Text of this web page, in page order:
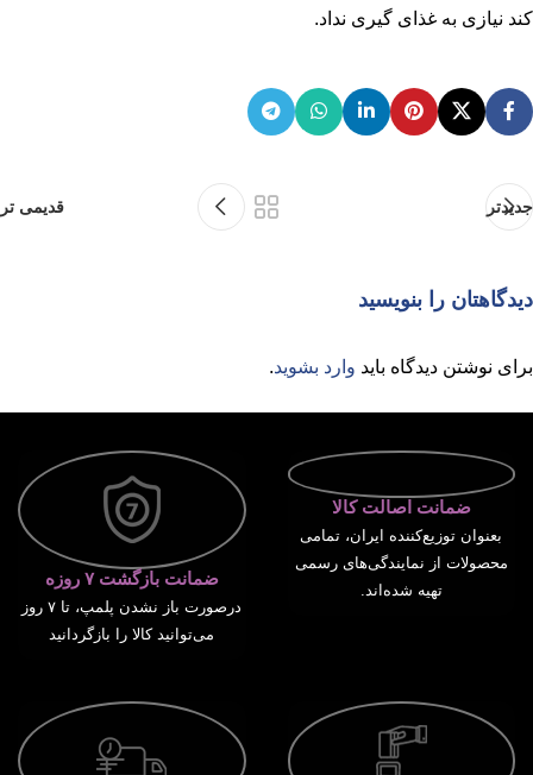
کند نیازی به غذای گیری نداد.
جدیدتر قدیمی تر
دیدگاهتان را بنویسید
برای نوشتن دیدگاه باید وارد بشوید.
ضمانت اصالت کالا
بعنوان توزیع‌کننده ایران، تمامی
محصولات از نمایندگی‌های رسمی
تهیه شده‌اند.
ضمانت بازگشت ۷ روزه
درصورت باز نشدن پلمپ، تا ۷ روز
می‌توانید کالا را بازگردانید